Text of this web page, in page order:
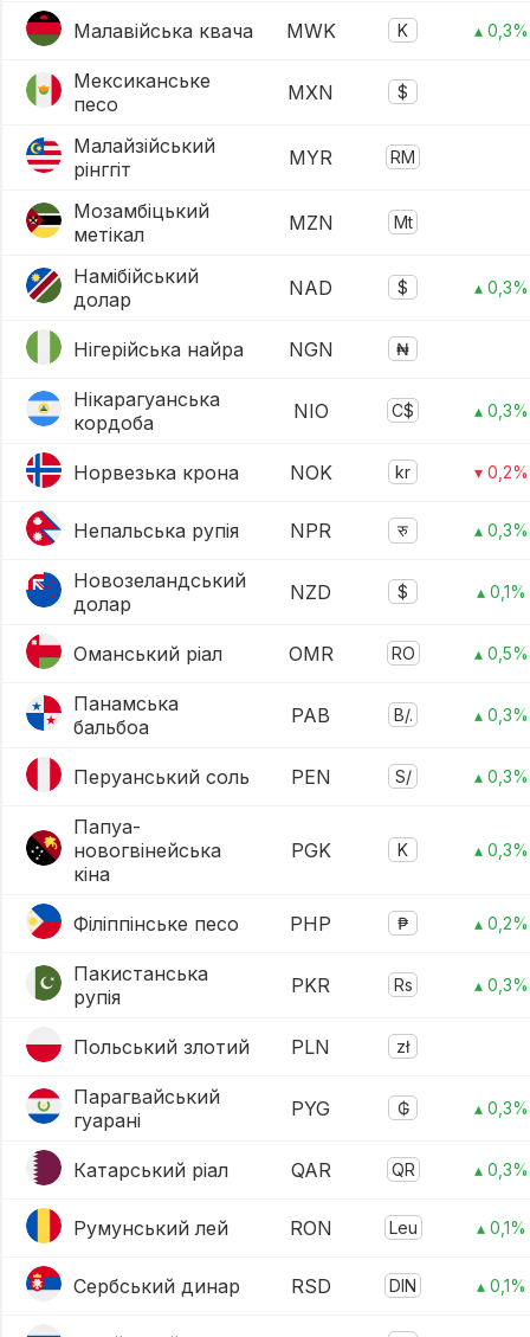
Малавійська квача MWK K ▴ 0,3%
Мексиканське
песо
MXN $
Малайзійський
рінггіт
MYR RM
Мозамбіцький
метікал
MZN Mt
Намібійський
долар
NAD $ ▴ 0,3%
Нігерійська найра NGN ₦
Нікарагуанська
кордоба
NIO C$ ▴ 0,3%
Норвезька крона NOK kr ▾ 0,2%
Непальська рупія NPR रु ▴ 0,3%
Новозеландський
долар
NZD $ ▴ 0,1%
Оманський ріал OMR RO ▴ 0,5%
Панамська
бальбоа
PAB B/. ▴ 0,3%
Перуанський соль PEN S/ ▴ 0,3%
Папуа-
новогвінейська
кіна
PGK K ▴ 0,3%
Філіппінське песо PHP ₱ ▴ 0,2%
Пакистанська
рупія
PKR Rs ▴ 0,3%
Польський злотий PLN zł
Парагвайський
гуарані
PYG ₲ ▴ 0,3%
Катарський ріал QAR QR ▴ 0,3%
Румунський лей RON Leu ▴ 0,1%
Сербський динар RSD DIN ▴ 0,1%